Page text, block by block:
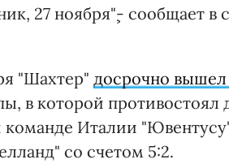
27 ноября"¸- сообщает
"Шахтер" досрочно
в которой
Италии
со счетом 5:2.